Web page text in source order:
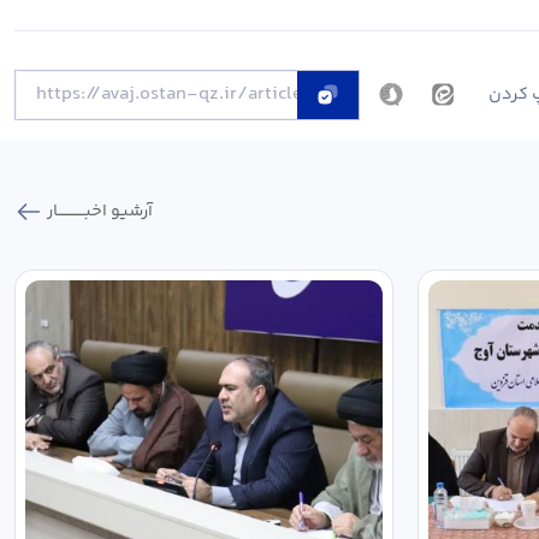
کردن
آرشیو اخبـــــــــــار